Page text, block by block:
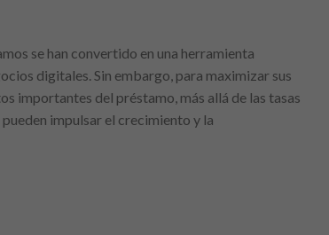
se han convertido en una herramienta
digitales. Sin embargo, para maximizar sus
importantes del préstamo, más allá de las tasas
impulsar el crecimiento y la